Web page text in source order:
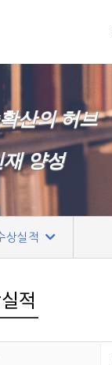
산의 허브
양성
상실적
적